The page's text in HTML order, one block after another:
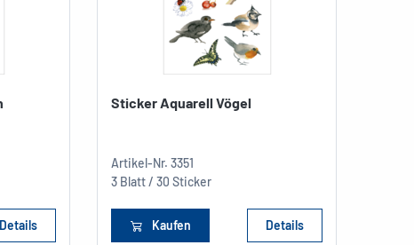
Details
Sticker Aquarell Vögel
Artikel-Nr. 3351
3 Blatt / 30 Sticker
Kaufen Details